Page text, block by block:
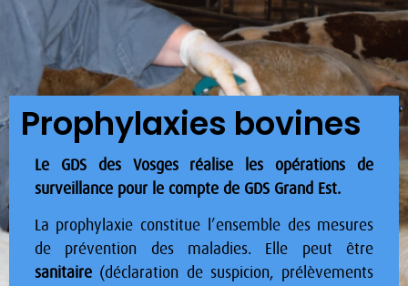
Prophylaxies bovines
Le GDS des Vosges réalise les opérations de
surveillance pour le compte de GDS Grand Est.
La prophylaxie constitue l’ensemble des mesures
de prévention des maladies. Elle peut être
sanitaire(déclaration de suspicion, prélèvements